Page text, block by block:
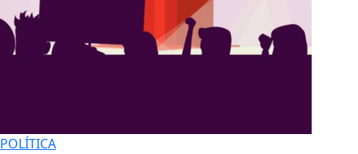
POLÍTICA